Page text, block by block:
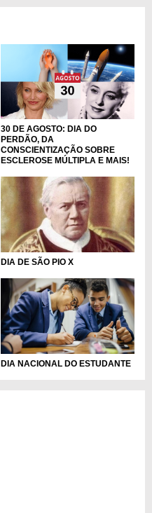
30 DE AGOSTO: DIA DO
PERDÃO, DA
CONSCIENTIZAÇÃO SOBRE
ESCLEROSE MÚLTIPLA E MAIS!
DIA DE SÃO PIO X
DIA NACIONAL DO ESTUDANTE